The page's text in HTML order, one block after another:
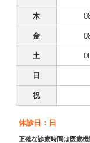
木
金
土
日
祝
休診日：日
正確な診療時間は医療